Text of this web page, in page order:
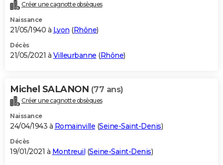
Créer une cagnotte obsèques
Naissance
21/05/1940 à Lyon (Rhône)
Décès
21/05/2021 à Villeurbanne (Rhône)
Michel SALANON (77 ans)
Créer une cagnotte obsèques
Naissance
24/04/1943 à Romainville (Seine-Saint-Denis)
Décès
19/01/2021 à Montreuil (Seine-Saint-Denis)